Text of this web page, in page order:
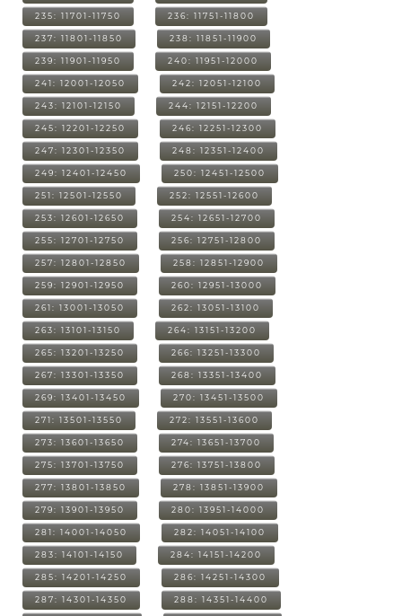
235: 11701-11750 236: 11751-11800
237: 11801-11850 238: 11851-11900
239: 11901-11950 240: 11951-12000
241: 12001-12050 242: 12051-12100
243: 12101-12150 244: 12151-12200
245: 12201-12250 246: 12251-12300
247: 12301-12350 248: 12351-12400
249: 12401-12450 250: 12451-12500
251: 12501-12550 252: 12551-12600
253: 12601-12650 254: 12651-12700
255: 12701-12750 256: 12751-12800
257: 12801-12850 258: 12851-12900
259: 12901-12950 260: 12951-13000
261: 13001-13050 262: 13051-13100
263: 13101-13150 264: 13151-13200
265: 13201-13250 266: 13251-13300
267: 13301-13350 268: 13351-13400
269: 13401-13450 270: 13451-13500
271: 13501-13550 272: 13551-13600
273: 13601-13650 274: 13651-13700
275: 13701-13750 276: 13751-13800
277: 13801-13850 278: 13851-13900
279: 13901-13950 280: 13951-14000
281: 14001-14050 282: 14051-14100
283: 14101-14150 284: 14151-14200
285: 14201-14250 286: 14251-14300
287: 14301-14350 288: 14351-14400